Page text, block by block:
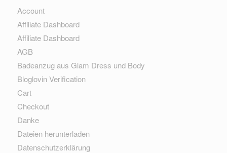
Account
Affiliate Dashboard
Affiliate Dashboard
AGB
Badeanzug aus Glam Dress und Body
Bloglovin Verification
Cart
Checkout
Danke
Dateien herunterladen
Datenschutzerklärung